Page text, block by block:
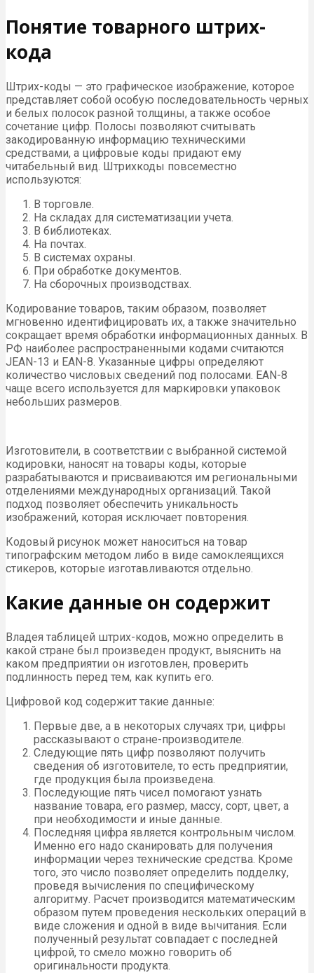
Понятие товарного штрих-
кода
Штрих-коды — это графическое изображение, которое
представляет собой особую последовательность черных
и белых полосок разной толщины, а также особое
сочетание цифр. Полосы позволяют считывать
закодированную информацию техническими
средствами, а цифровые коды придают ему
читабельный вид. Штрихкоды повсеместно
используются:
В торговле.
На складах для систематизации учета.
В библиотеках.
На почтах.
В системах охраны.
При обработке документов.
На сборочных производствах.
Кодирование товаров, таким образом, позволяет
мгновенно идентифицировать их, а также значительно
сокращает время обработки информационных данных. В
РФ наиболее распространенными кодами считаются
JEAN-13 и EAN-8. Указанные цифры определяют
количество числовых сведений под полосами. EAN-8
чаще всего используется для маркировки упаковок
небольших размеров.
Изготовители, в соответствии с выбранной системой
кодировки, наносят на товары коды, которые
разрабатываются и присваиваются им региональными
отделениями международных организаций. Такой
подход позволяет обеспечить уникальность
изображений, которая исключает повторения.
Кодовый рисунок может наноситься на товар
типографским методом либо в виде самоклеящихся
стикеров, которые изготавливаются отдельно.
Какие данные он содержит
Владея таблицей штрих-кодов, можно определить в
какой стране был произведен продукт, выяснить на
каком предприятии он изготовлен, проверить
подлинность перед тем, как купить его.
Цифровой код содержит такие данные:
Первые две, а в некоторых случаях три, цифры
рассказывают о стране-производителе.
Следующие пять цифр позволяют получить
сведения об изготовителе, то есть предприятии,
где продукция была произведена.
Последующие пять чисел помогают узнать
название товара, его размер, массу, сорт, цвет, а
при необходимости и иные данные.
Последняя цифра является контрольным числом.
Именно его надо сканировать для получения
информации через технические средства. Кроме
того, это число позволяет определить подделку,
проведя вычисления по специфическому
алгоритму. Расчет производится математическим
образом путем проведения нескольких операций в
виде сложения и одной в виде вычитания. Если
полученный результат совпадает с последней
цифрой, то смело можно говорить об
оригинальности продукта.